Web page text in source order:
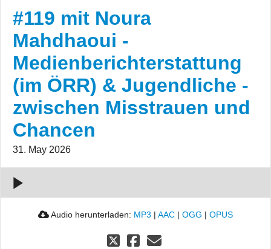
#119 mit Noura
Mahdhaoui -
Medienberichterstattung
(im ÖRR) & Jugendliche -
zwischen Misstrauen und
Chancen
31. May 2026
#119 mit Noura
Mahdhaoui -
Medienberichterstattung
(im ÖRR) &
Misstrauen und
Chancen
Audio herunterladen: MP3 | AAC | OGG | OPUS